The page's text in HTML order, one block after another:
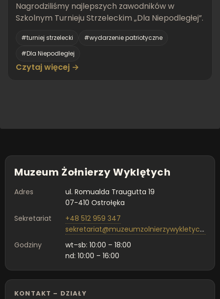
Nagrodziliśmy najlepszych zawodników w
Szkolnym Turnieju Strzeleckim „Dla Niepodległej”.
#turniej strzelecki
#wydarzenie patriotyczne
#Dla Niepodległej
Czytaj więcej →
Muzeum Żołnierzy Wyklętych
Adres
ul. Romualda Traugutta 19
07-410 Ostrołęka
Sekretariat
+48 512 959 347
sekretariat@muzeumzolnierzywykletych.pl
Godziny
wt–sb: 10:00 – 18:00
nd: 10:00 – 16:00
KONTAKT – DZIAŁY